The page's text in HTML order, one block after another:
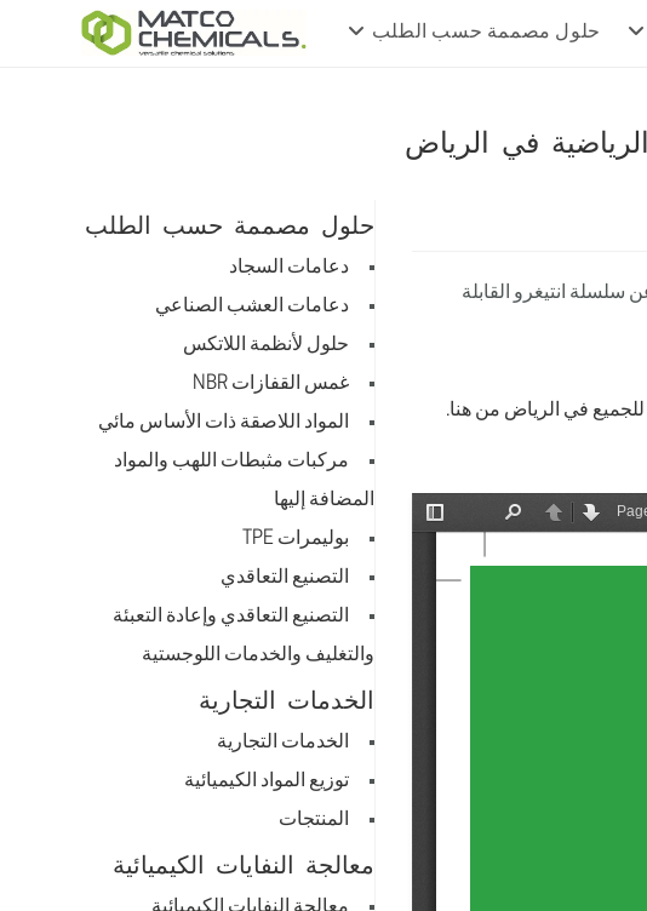
حلول مصممة حسب الطلب
انتيغرو القابلة
في الرياض من هنا.
حلول مصممة حسب الطلب
دعامات السجاد
دعامات العشب الصناعي
حلول لأنظمة اللاتكس
غمس القفازات NBR
المواد اللاصقة ذات الأساس مائي
مركبات مثبطات اللهب والمواد
المضافة إليها
بوليمرات TPE
التصنيع التعاقدي
التصنيع التعاقدي وإعادة التعبئة
والتغليف والخدمات اللوجستية
الخدمات التجارية
الخدمات التجارية
توزيع المواد الكيميائية
المنتجات
معالجة النفايات الكيميائية